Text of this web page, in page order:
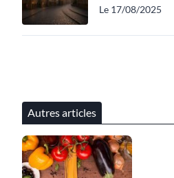
Le 17/08/2025
Autres articles